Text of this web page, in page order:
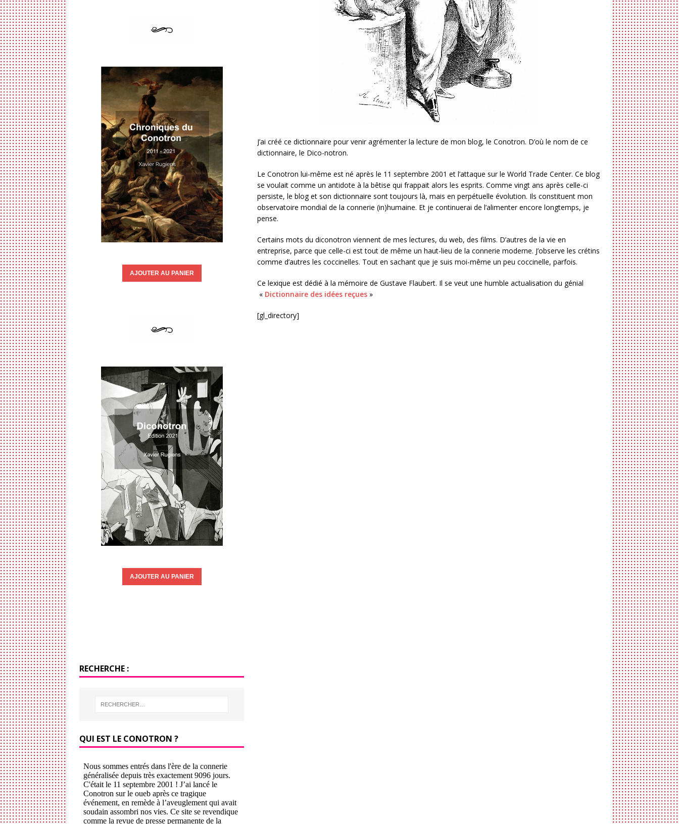
J’ai créé ce dictionnaire pour venir agrémenter la lecture de mon blog, le Conotron. D’où le nom de ce
dictionnaire, le Dico-notron.
Le Conotron lui-même est né après le 11 septembre 2001 et l’attaque sur le World Trade Center. Ce blog
se voulait comme un antidote à la bêtise qui frappait alors les esprits. Comme vingt ans après celle-ci
persiste, le blog et son dictionnaire sont toujours là, mais en perpétuelle évolution. Ils constituent mon
observatoire mondial de la connerie (in)humaine. Et je continuerai de l’alimenter encore longtemps, je
pense.
Certains mots du diconotron viennent de mes lectures, du web, des films. D’autres de la vie en
entreprise, parce que celle-ci est tout de même un haut-lieu de la connerie moderne. J’observe les crétins
comme d’autres les coccinelles. Tout en sachant que je suis moi-même un peu coccinelle, parfois.
Ce lexique est dédié à la mémoire de Gustave Flaubert. Il se veut une humble actualisation du génial
« Dictionnaire des idées reçues»
[gl_directory]
RECHERCHE :
QUI EST LE CONOTRON ?